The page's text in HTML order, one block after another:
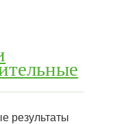
результаты